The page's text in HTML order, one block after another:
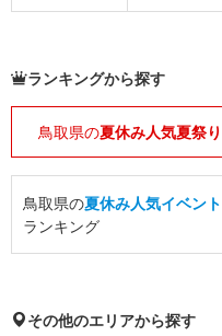
ランキングから探す
鳥取県の夏休み人気夏祭り
鳥取県の夏休み人気イベント
ランキング
その他のエリアから探す